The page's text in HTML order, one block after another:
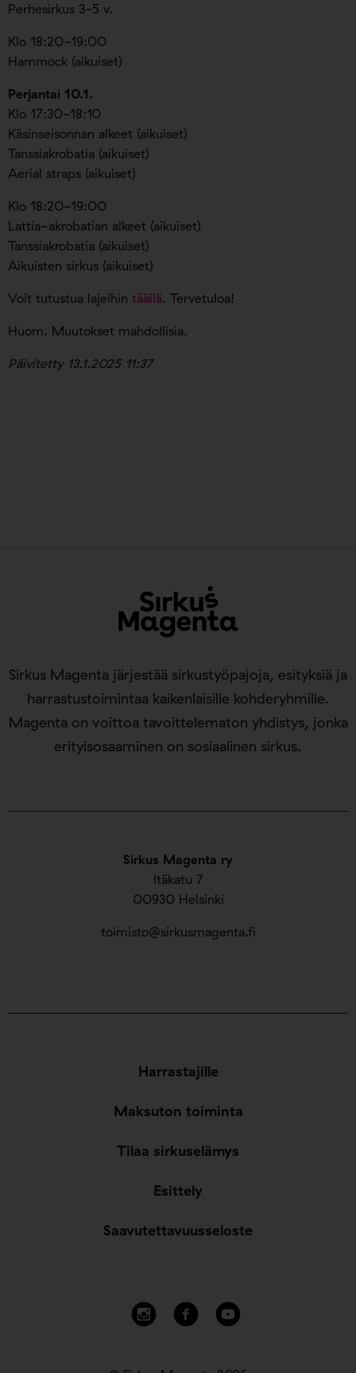
Perhesirkus 3-5 v.
Klo 18:20-19:00
Hammock (aikuiset)
Perjantai 10.1.
Klo 17:30-18:10
Käsinseisonnan alkeet (aikuiset)
Tanssiakrobatia (aikuiset)
Aerial straps (aikuiset)
Klo 18:20-19:00
Lattia-akrobatian alkeet (aikuiset)
Tanssiakrobatia (aikuiset)
Aikuisten sirkus (aikuiset)
Voit tutustua lajeihin täällä. Tervetuloa!
Huom. Muutokset mahdollisia.
Päivitetty 13.1.2025 11:37
Sirkus Magenta ry
Itäkatu 7
00930 Helsinki
toimisto@sirkusmagenta.fi
Sirkus Magenta järjestää sirkustyöpajoja, esityksiä ja
harrastustoimintaa kaikenlaisille kohderyhmille.
Magenta on voittoa tavoittelematon yhdistys, jonka
erityisosaaminen on sosiaalinen sirkus.
Harrastajille
Maksuton toiminta
Tilaa sirkuselämys
Esittely
Saavutettavuusseloste